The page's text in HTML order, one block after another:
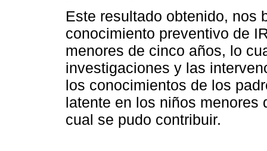
Este resultado obtenido, nos
conocimiento preventivo de
menores de cinco años, lo
investigaciones y las
los conocimientos de los
latente en los niños menores
cual se pudo contribuir.